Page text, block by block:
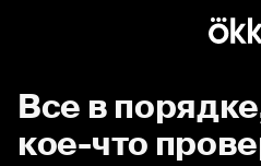
Все в
кое-что